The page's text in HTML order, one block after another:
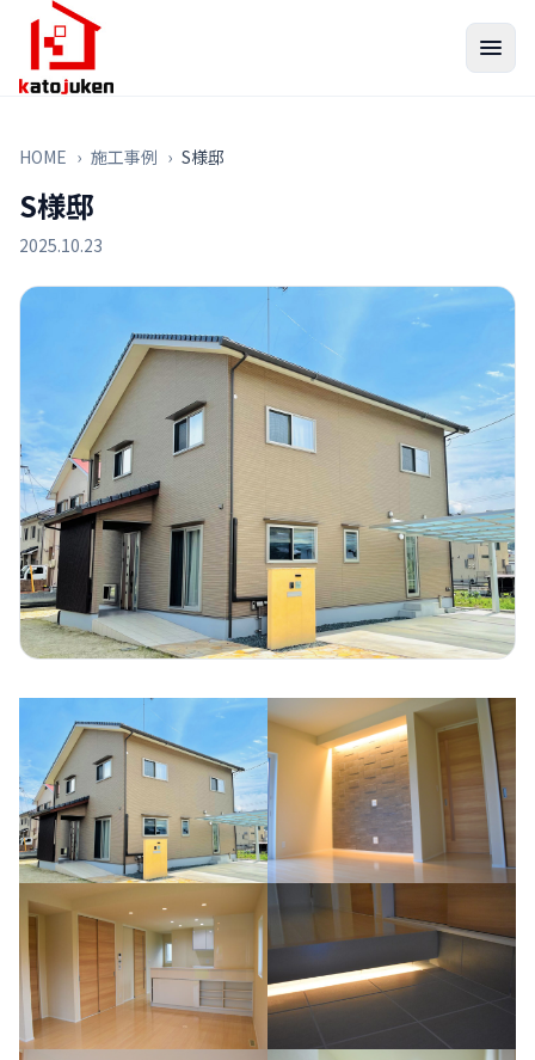
HOME › 施工事例 › S様邸
S様邸
2025.10.23